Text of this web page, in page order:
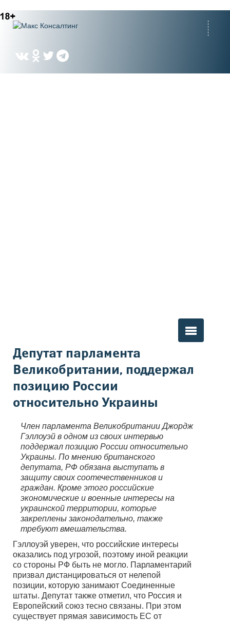
Вы здесь
Депутат парламента
Великобритании, поддержал
позицию России
относительно Украины
Член парламента Великобритании Джордж
Гэллоуэй в одном из своих интервью
поддержал позицию России относительно
Украины. По мнению британского
депутата, РФ обязана выступать в
защиту своих соотечественников и
граждан. Кроме этого российские
экономические и военные интересы на
украинской территории, которые
закреплены законодательно, также
требуют вмешательства.
Гэллоуэй уверен, что российские интересы
оказались под угрозой, поэтому иной реакции
со стороны РФ быть не могло. Парламентарий
призвал дистанцироваться от нелепой
позиции, которую занимают Соединенные
штаты. Депутат также отметил, что Россия и
Европейский союз тесно связаны. При этом
существует прямая зависимость ЕС от